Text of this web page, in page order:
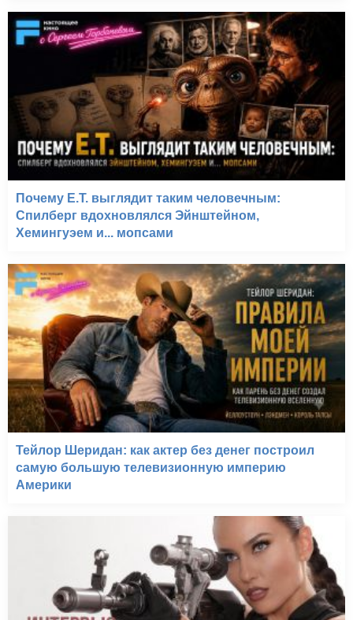
Почему E.T. выглядит таким человечным:
Спилберг вдохновлялся Эйнштейном,
Хемингуэем и... мопсами
Тейлор Шеридан: как актер без денег построил
самую большую телевизионную империю
Америки